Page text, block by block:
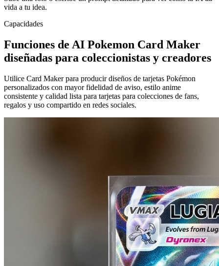
vida a tu idea.
Capacidades
Funciones de AI Pokemon Card Maker
diseñadas para coleccionistas y creadores
Utilice Card Maker para producir diseños de tarjetas Pokémon
personalizados con mayor fidelidad de aviso, estilo anime
consistente y calidad lista para tarjetas para colecciones de fans,
regalos y uso compartido en redes sociales.